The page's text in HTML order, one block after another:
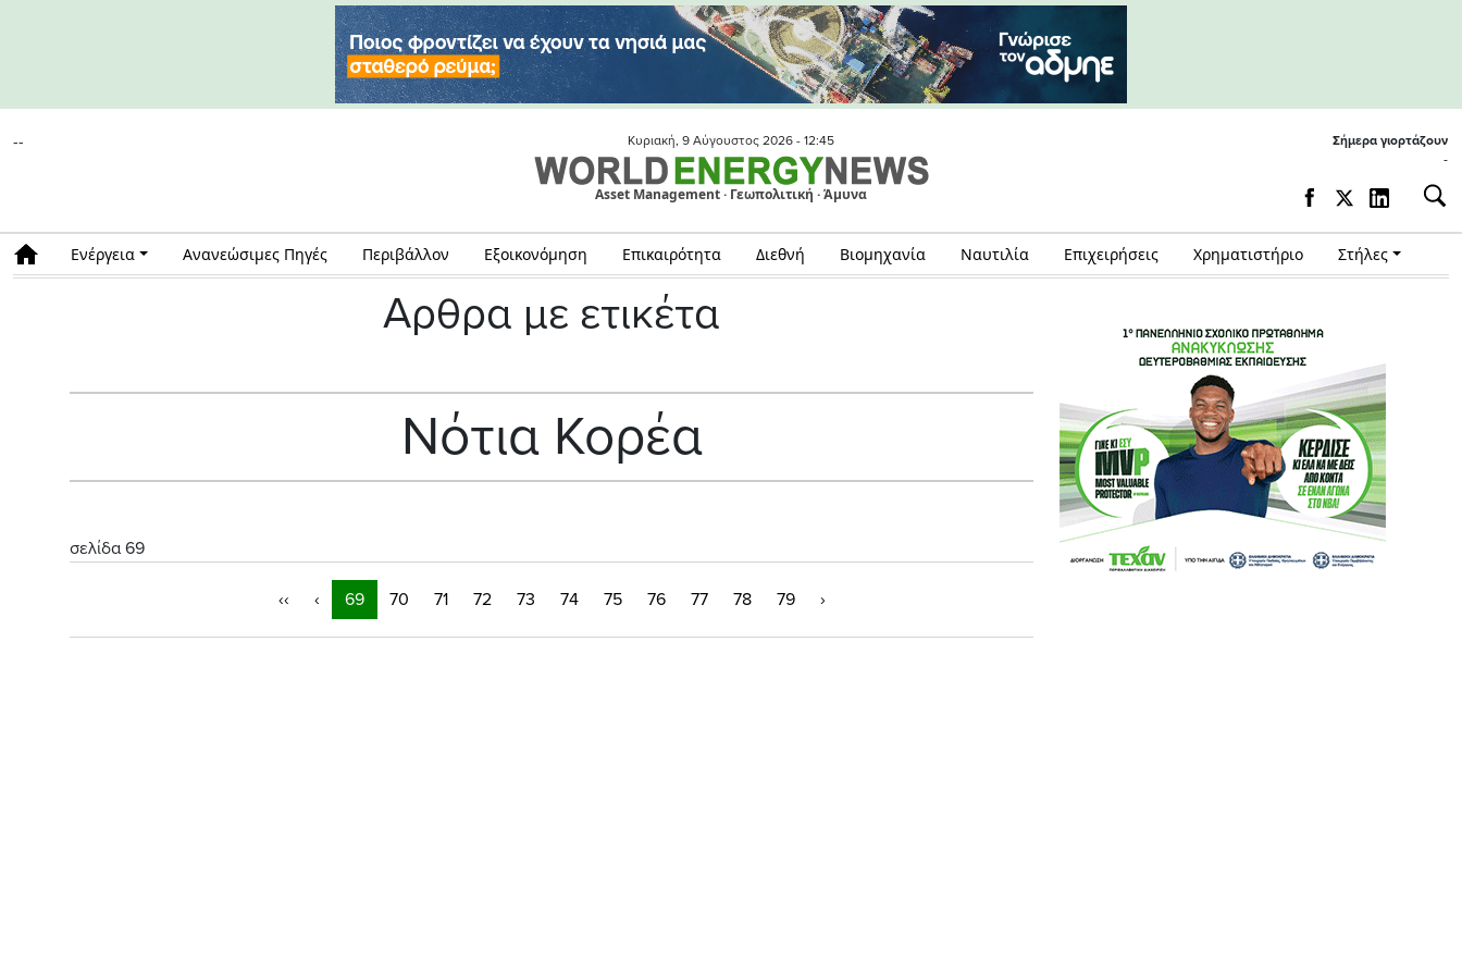
-- Κυριακή, 9 Αύγουστος 2026 - 12:45
Asset Management · Γεωπολιτική · Άμυνα
Σήμερα γιορτάζουν
-
Ενέργεια Ανανεώσιμες Πηγές Περιβάλλον Εξοικονόμηση Επικαιρότητα Διεθνή Βιομηχανία Ναυτιλία Επιχειρήσεις Χρηματιστήριο Στήλες
Αρθρα με ετικέτα
Νότια Κορέα
σελίδα 69
‹‹ ‹ 69 70 71 72 73 74 75 76 77 78 79 ›